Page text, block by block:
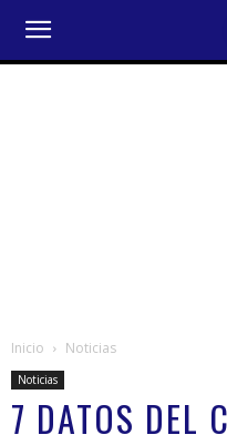
Inicio Noticias
Noticias
7 DATOS DEL